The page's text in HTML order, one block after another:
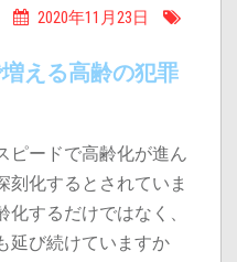
2020年11月23日
える高齢の犯罪
ピードで高齢化が進ん
刻化するとされていま
するだけではなく、
延び続けていますか